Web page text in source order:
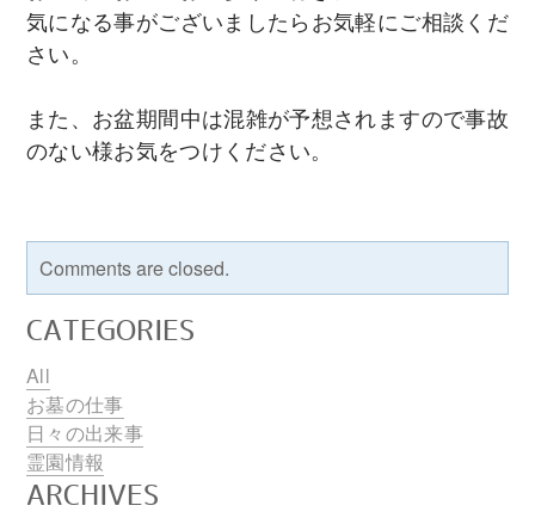
気になる事がございましたらお気軽にご相談くだ
さい。
また、お盆期間中は混雑が予想されますので事故
のない様お気をつけください。
Comments are closed.
CATEGORIES
All
お墓の仕事
日々の出来事
霊園情報
ARCHIVES